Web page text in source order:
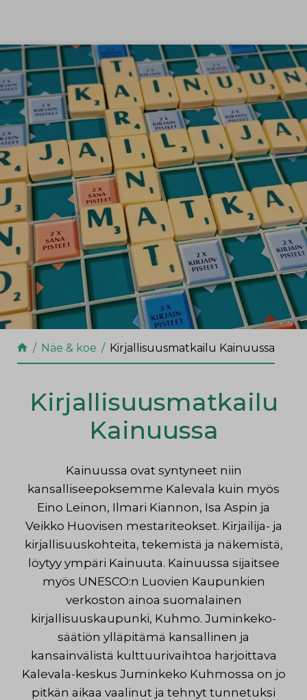
Siirry sisältöön
Näe & koe Kirjallisuusmatkailu Kainuussa
Kirjallisuusmatkailu
Kainuussa
Kainuussa ovat syntyneet niin
kansalliseepoksemme Kalevala kuin myös
Eino Leinon, Ilmari Kiannon, Isa Aspin ja
Veikko Huovisen mestariteokset. Kirjailija- ja
kirjallisuuskohteita, tekemistä ja näkemistä,
löytyy ympäri Kainuuta. Kainuussa sijaitsee
myös UNESCO:n Luovien Kaupunkien
verkoston ainoa suomalainen
kirjallisuuskaupunki, Kuhmo. Juminkeko-
säätiön ylläpitämä kansallinen ja
kansainvälistä kulttuurivaihtoa harjoittava
Kalevala-keskus Juminkeko Kuhmossa on jo
pitkän aikaa vaalinut ja tehnyt tunnetuksi